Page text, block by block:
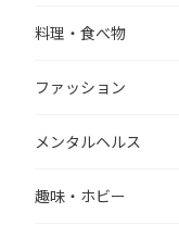
料理・食べ物
ファッション
メンタルヘルス
趣味・ホビー